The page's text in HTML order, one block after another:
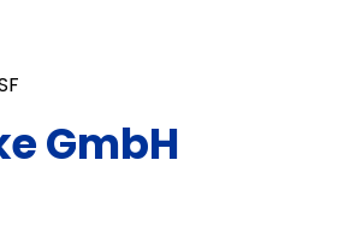
GmbH